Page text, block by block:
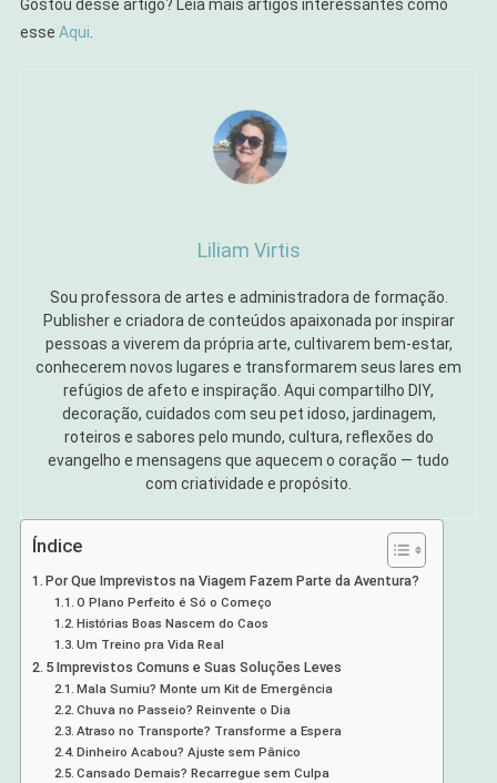
Gostou desse artigo? Leia mais artigos interessantes como
esse Aqui.
Liliam Virtis
Sou professora de artes e administradora de formação.
Publisher e criadora de conteúdos apaixonada por inspirar
pessoas a viverem da própria arte, cultivarem bem-estar,
conhecerem novos lugares e transformarem seus lares em
refúgios de afeto e inspiração. Aqui compartilho DIY,
decoração, cuidados com seu pet idoso, jardinagem,
roteiros e sabores pelo mundo, cultura, reflexões do
evangelho e mensagens que aquecem o coração — tudo
com criatividade e propósito.
Índice
Por Que Imprevistos na Viagem Fazem Parte da Aventura?
O Plano Perfeito é Só o Começo
Histórias Boas Nascem do Caos
Um Treino pra Vida Real
5 Imprevistos Comuns e Suas Soluções Leves
Mala Sumiu? Monte um Kit de Emergência
Chuva no Passeio? Reinvente o Dia
Atraso no Transporte? Transforme a Espera
Dinheiro Acabou? Ajuste sem Pânico
Cansado Demais? Recarregue sem Culpa